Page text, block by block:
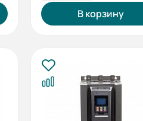
В корзину